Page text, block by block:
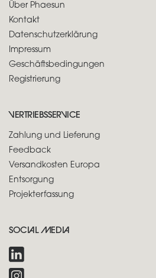
Über Phaesun
Kontakt
Datenschutzerklärung
Impressum
Geschäftsbedingungen
Registrierung
VERTRIEBSSERVICE
Zahlung und Lieferung
Feedback
Versandkosten Europa
Entsorgung
Projekterfassung
SOCIAL MEDIA